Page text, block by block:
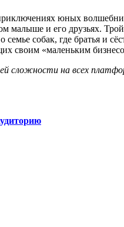
юных
малыше и его друзьях.
семье собак, где братья и
своим «маленьким
сложности на всех